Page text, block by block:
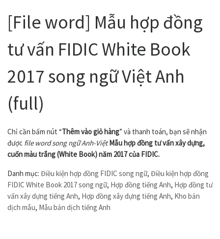
[File word] Mẫu hợp đồng
tư vấn FIDIC White Book
2017 song ngữ Việt Anh
(full)
Chỉ cần bấm nút “Thêm vào giỏ hàng” và thanh toán, bạn sẽ nhận
được file word song ngữ Anh-Việt Mẫu hợp đồng tư vấn xây dựng,
cuốn màu trắng (White Book) năm 2017 của FIDIC.
Danh mục: Điều kiện hợp đồng FIDIC song ngữ, Điều kiện hợp đồng
FIDIC White Book 2017 song ngữ, Hợp đồng tiếng Anh, Hợp đồng tư
vấn xây dựng tiếng Anh, Hợp đồng xây dựng tiếng Anh, Kho bản
dịch mẫu, Mẫu bản dịch tiếng Anh